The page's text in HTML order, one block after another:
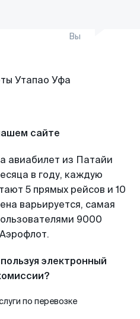
Вы
сайте
авиабилет из Патайи
в году, каждую
5 прямых рейсов и 10
варьируется, самая
9000
электронный
по перевозке